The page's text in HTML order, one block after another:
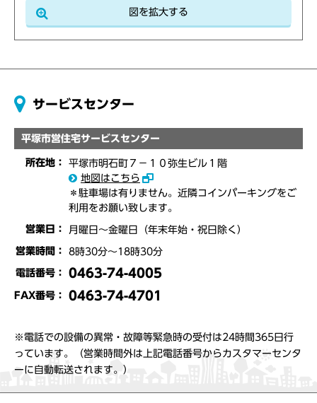
図を拡大する
サービスセンター
平塚市営住宅サービスセンター
所在地：
平塚市明石町７－１０弥生ビル１階
地図はこちら
＊駐車場は有りません。近隣コインパーキングをご
利用をお願い致します。
営業日： 月曜日～金曜日（年末年始・祝日除く）
営業時間： 8時30分～18時30分
電話番号： 0463-74-4005
FAX番号： 0463-74-4701
※電話での設備の異常・故障等緊急時の受付は24時間365日行
っています。（営業時間外は上記電話番号からカスタマーセンタ
ーに自動転送されます。）